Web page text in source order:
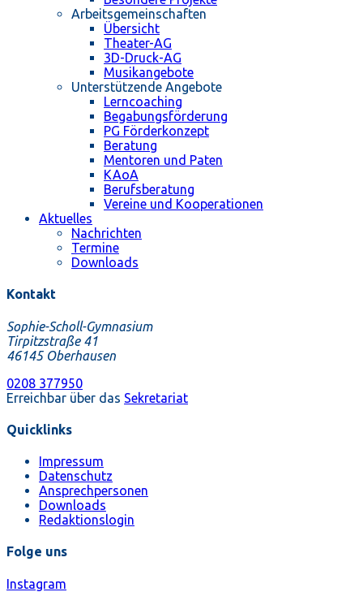
Arbeitsgemeinschaften
Übersicht
Theater-AG
3D-Druck-AG
Musikangebote
Unterstützende Angebote
Lerncoaching
Begabungsförderung
PG Förderkonzept
Beratung
Mentoren und Paten
KAoA
Berufsberatung
Vereine und Kooperationen
Aktuelles
Nachrichten
Termine
Downloads
Kontakt
Sophie-Scholl-Gymnasium
Tirpitzstraße 41
46145 Oberhausen
0208 377950
Erreichbar über das Sekretariat
Quicklinks
Impressum
Datenschutz
Ansprechpersonen
Downloads
Redaktionslogin
Folge uns
Instagram